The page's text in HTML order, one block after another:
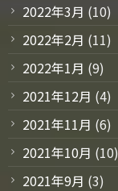
2022年3月 (10)
2022年2月 (11)
2022年1月 (9)
2021年12月 (4)
2021年11月 (6)
2021年10月 (10)
2021年9月 (3)